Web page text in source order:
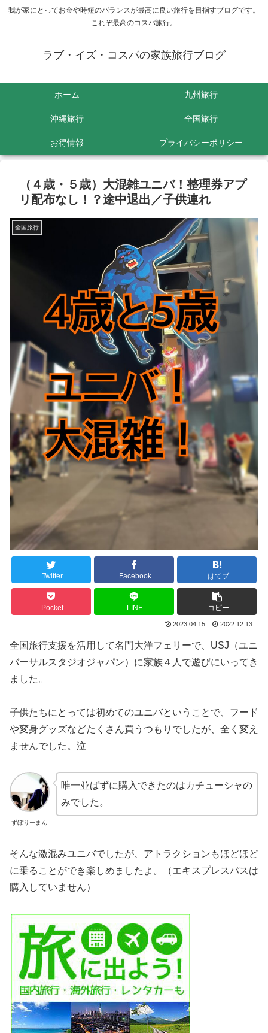
我が家にとってお金や時短のバランスが最高に良い旅行を目指すブログです。
これぞ最高のコスパ旅行。
ラブ・イズ・コスパの家族旅行ブログ
ホーム 九州旅行
沖縄旅行 全国旅行
お得情報 プライバシーポリシー
（４歳・５歳）大混雑ユニバ！整理券アプ
リ配布なし！？途中退出／子供連れ
全国旅行
Twitter Facebook はてブ
Pocket LINE コピー
2023.04.15 2022.12.13
全国旅行支援を活用して名門大洋フェリーで、USJ（ユニ
バーサルスタジオジャパン）に家族４人で遊びにいってき
ました。
子供たちにとっては初めてのユニバということで、フード
や変身グッズなどたくさん買うつもりでしたが、全く変え
ませんでした。泣
ずぼりーまん
唯一並ばずに購入できたのはカチューシャの
みでした。
そんな激混みユニバでしたが、アトラクションもほどほど
に乗ることができ楽しめましたよ。（エキスプレスパスは
購入していません）